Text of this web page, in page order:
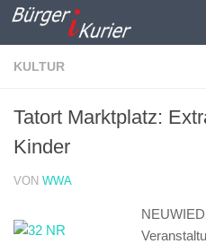
Zum Inhalt springen
KULTUR
Tatort Marktplatz:
Kinder
VON WWA